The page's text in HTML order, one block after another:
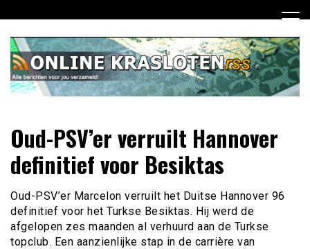
naar
inhoud
Online Krasloten RSS
jou verzameld
Oud-PSV’er verruilt Hannover
definitief voor Besiktas
Oud-PSV’er Marcelon verruilt het Duitse Hannover 96
definitief voor het Turkse Besiktas. Hij werd de
afgelopen zes maanden al verhuurd aan de Turkse
topclub. Een aanzienlijke stap in de carrière van